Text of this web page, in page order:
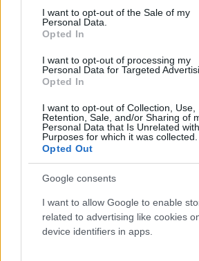
consent section.
I want to opt-out of the Sale of my
Personal Data.
Opted In
I want to opt-out of processing my
Personal Data for Targeted
Opted In
I want to opt-out of Collection, Use,
Retention, Sale, and/or Sharing of
Personal Data that Is Unrelated
Purposes for which it was collected.
Opted Out
Google consents
I want to allow Google to enable
related to advertising like cookies
device identifiers in apps.